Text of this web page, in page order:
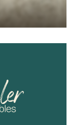
pourtant il change
de Troubles
l’Adapei de la
premiers habitats